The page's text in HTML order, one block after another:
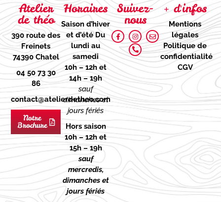
Atelier
de théo
390 route des
Freinets
74390 Chatel
04 50 73 30
86
contact@atelierdetheo.com
Notre
Brochure
Horaires
Saison d’hiver
et d’étéDu
lundi au
samedi
10h – 12h et
14h – 19h
sauf
dimanches et
jours fériés
Hors saison
10h – 12h et
15h – 19h
sauf
mercredis,
dimanches et
jours fériés
Suivez-
nous
+ d'infos
Mentions
légales
Politique de
confidentialité
CGV